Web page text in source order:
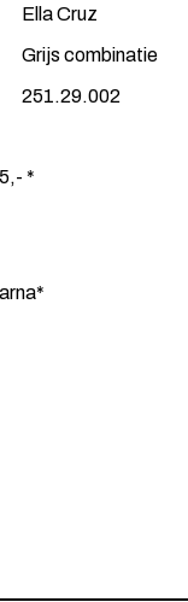
Ella Cruz
Grijs combinatie
251.29.002
*